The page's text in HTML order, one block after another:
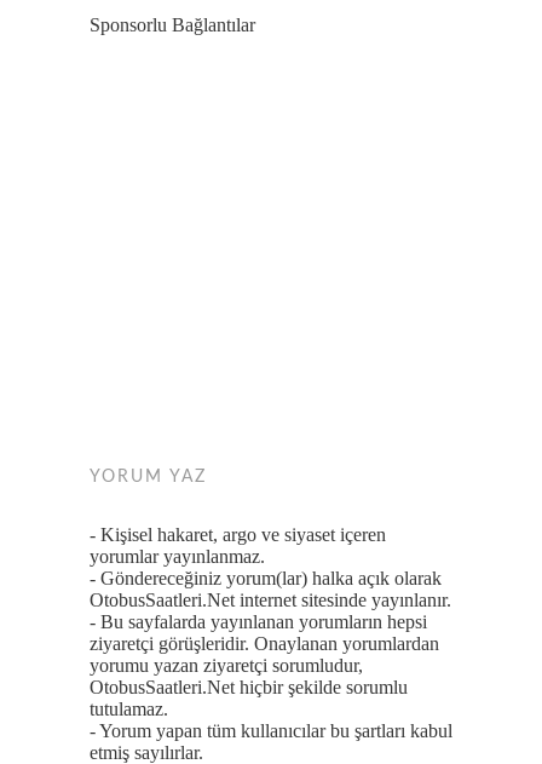
Sponsorlu Bağlantılar
YORUM YAZ
- Kişisel hakaret, argo ve siyaset içeren
yorumlar yayınlanmaz.
- Göndereceğiniz yorum(lar) halka açık olarak
OtobusSaatleri.Net internet sitesinde yayınlanır.
- Bu sayfalarda yayınlanan yorumların hepsi
ziyaretçi görüşleridir. Onaylanan yorumlardan
yorumu yazan ziyaretçi sorumludur,
OtobusSaatleri.Net hiçbir şekilde sorumlu
tutulamaz.
- Yorum yapan tüm kullanıcılar bu şartları kabul
etmiş sayılırlar.